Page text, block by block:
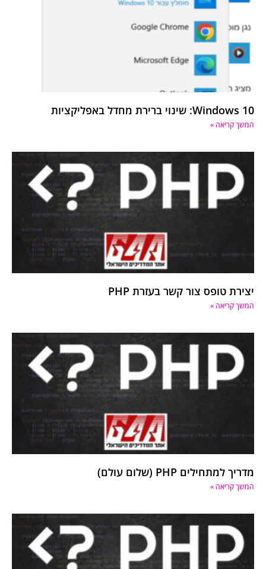
Windows 10: שינוי ברירת מחדל באפליקציות
המשך קריאה »
יצירת טופס צור קשר בעזרת PHP
המשך קריאה »
מדריך למתחילים PHP (שלום עולם)
המשך קריאה »